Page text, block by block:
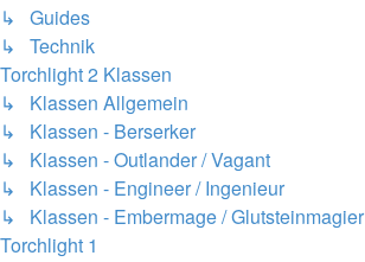
↳ Guides
↳ Technik
Torchlight 2 Klassen
↳ Klassen Allgemein
↳ Klassen - Berserker
↳ Klassen - Outlander / Vagant
↳ Klassen - Engineer / Ingenieur
↳ Klassen - Embermage / Glutsteinmagier
Torchlight 1